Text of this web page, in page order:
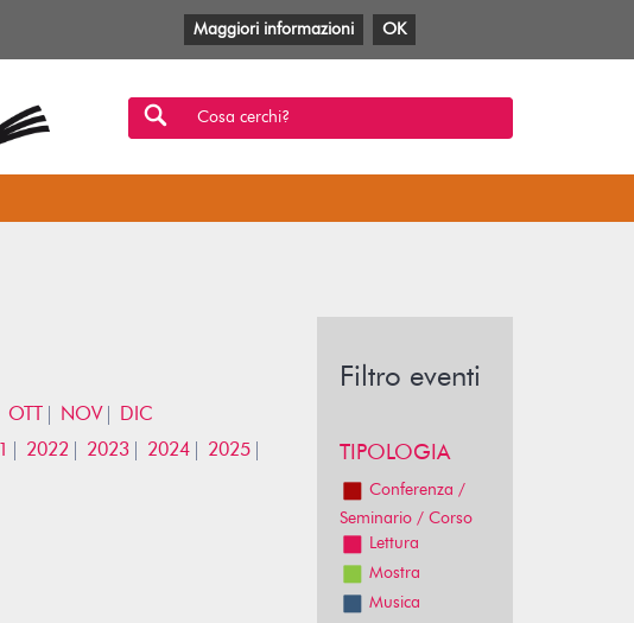
Facebook
TwitterYouTube
Anobii
SBTMlol
Cosa cerchi?
OTT NOV
DIC
2022 2023 2024
2025
Filtro eventi
TIPOLOGIA
Conferenza /
Seminario / Corso
Lettura
Mostra
Musica
Maggiori informazioni OK